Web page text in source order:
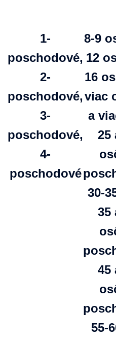
1-
poschodové,
2-
poschodové,
3-
poschodové,
4-
poschodové
8-9
12
16
viac
a
25
30-
35
45
55-